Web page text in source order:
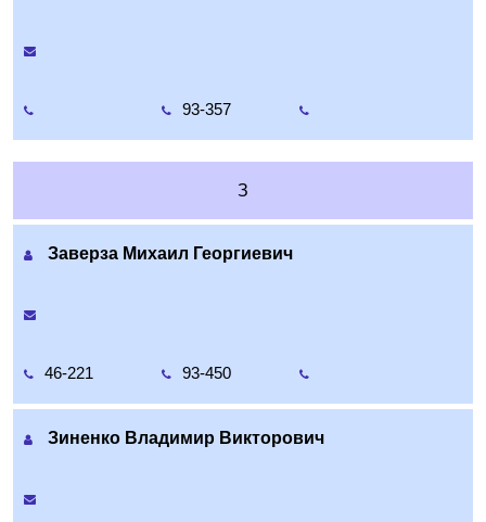
93-357
З
Заверза Михаил Георгиевич
46-221 93-450
Зиненко Владимир Викторович